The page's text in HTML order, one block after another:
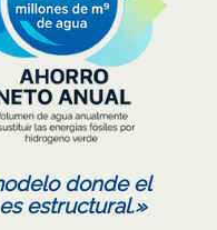
donde el
estructural.»